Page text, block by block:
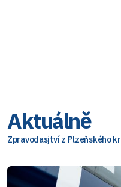
Aktuálně
Zpravodasjtví z Plzeňského